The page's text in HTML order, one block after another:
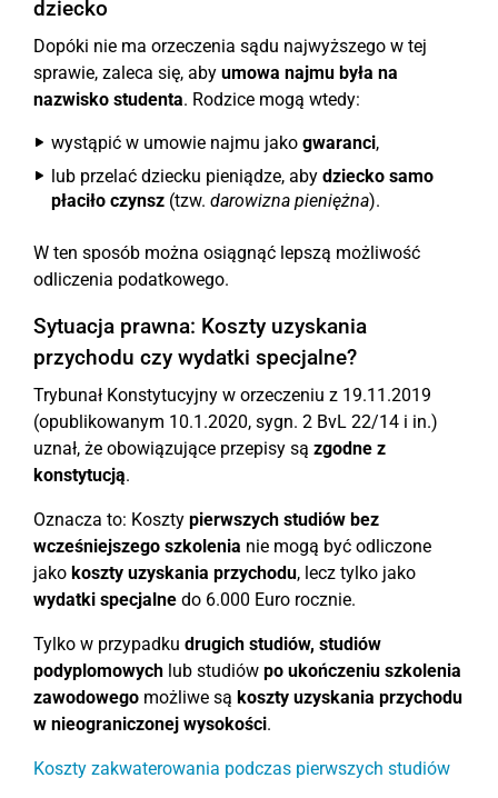
dziecko
Dopóki nie ma orzeczenia sądu najwyższego w tej
sprawie, zaleca się, aby umowa najmu była na
nazwisko studenta. Rodzice mogą wtedy:
wystąpić w umowie najmu jako gwaranci,
lub przelać dziecku pieniądze, aby dziecko samo
płaciło czynsz (tzw. darowizna pieniężna).
W ten sposób można osiągnąć lepszą możliwość
odliczenia podatkowego.
Sytuacja prawna: Koszty uzyskania
przychodu czy wydatki specjalne?
Trybunał Konstytucyjny w orzeczeniu z 19.11.2019
(opublikowanym 10.1.2020, sygn. 2 BvL 22/14 i in.)
uznał, że obowiązujące przepisy są zgodne z
konstytucją.
Oznacza to: Koszty pierwszych studiów bez
wcześniejszego szkolenia nie mogą być odliczone
jako koszty uzyskania przychodu, lecz tylko jako
wydatki specjalne do 6.000 Euro rocznie.
Tylko w przypadku drugich studiów, studiów
podyplomowych lub studiów po ukończeniu szkolenia
zawodowego możliwe są koszty uzyskania przychodu
w nieograniczonej wysokości.
Koszty zakwaterowania podczas pierwszych studiów